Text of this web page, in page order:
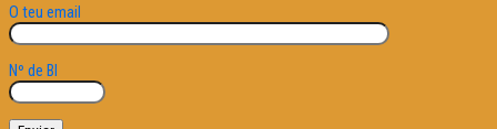
O teu email
Nº de BI